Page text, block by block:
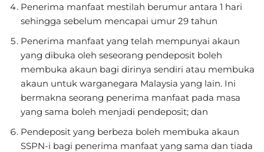
Penerima manfaat mestilah berumur antara 1 hari
sehingga sebelum mencapai umur 29 tahun
Penerima manfaat yang telah mempunyai akaun
yang dibuka oleh seseorang pendeposit boleh
membuka akaun bagi dirinya sendiri atau membuka
akaun untuk warganegara Malaysia yang lain. Ini
bermakna seorang penerima manfaat pada masa
yang sama boleh menjadi pendeposit; dan
Pendeposit yang berbeza boleh membuka akaun
SSPN-i bagi penerima manfaat yang sama dan tiada